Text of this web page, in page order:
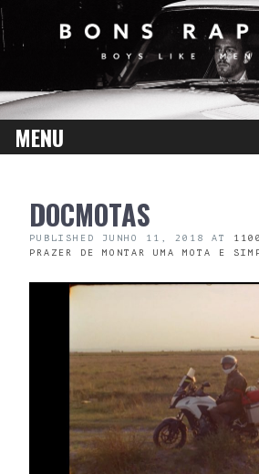
MENU
CONTENTDOCMOTAS
PUBLISHED JUNHO 11, 2018 AT
PRAZER DE MONTAR UMA MOTA E